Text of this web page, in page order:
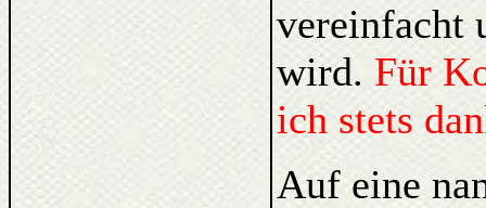
vereinfacht
wird. Für
ich stets
Auf eine